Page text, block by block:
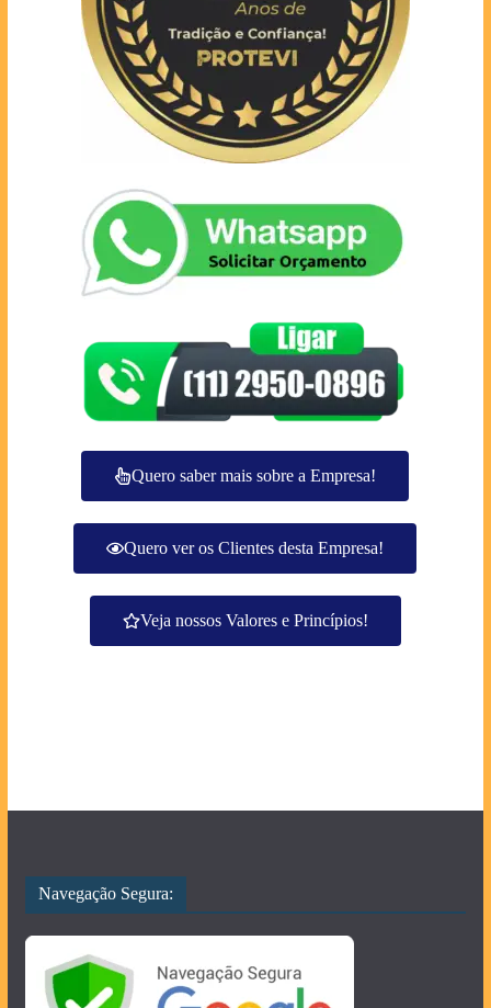
Quero saber mais sobre a Empresa!
Quero ver os Clientes desta Empresa!
Veja nossos Valores e Princípios!
Navegação Segura: